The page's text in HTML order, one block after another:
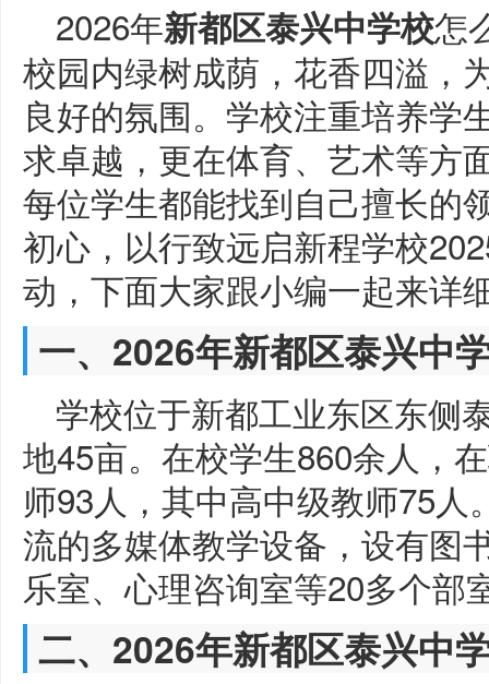
2026年新都区泰兴中学校怎
校园内绿树成荫，花香四溢，
良好的氛围。学校注重培养学
求卓越，更在体育、艺术等方
每位学生都能找到自己擅长的
初心，以行致远启新程学校
动，下面大家跟小编一起来详
一、2026年新都区泰兴中
学校位于新都工业东区东侧
地45亩。在校学生860余人，
师93人，其中高中级教师75
流的多媒体教学设备，设有图
乐室、心理咨询室等20多个部
二、2026年新都区泰兴中